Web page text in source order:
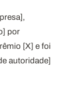
por
[X] e foi
autoridade]